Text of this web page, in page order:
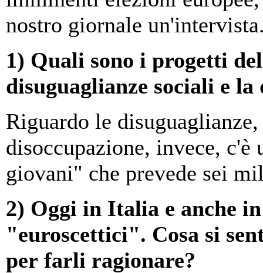
nostro giornale
1) Quali sono i progetti
disuguaglianze sociali e
Riguardo le
disoccupazione, invece,
giovani" che prevede sei
2) Oggi in Italia e anche
"euroscettici". Cosa si
per farli ragionare?